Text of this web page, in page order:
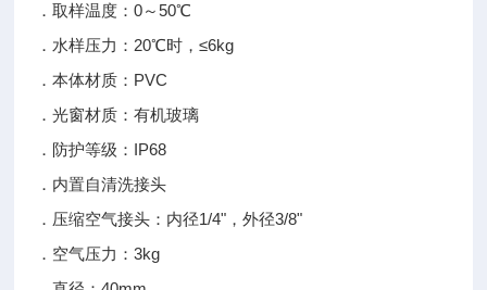
．取样温度：0～50℃
．水样压力：20℃时，≤6kg
．本体材质：PVC
．光窗材质：有机玻璃
．防护等级：IP68
．内置自清洗接头
．压缩空气接头：内径1/4"，外径3/8"
．空气压力：3kg